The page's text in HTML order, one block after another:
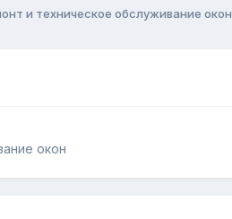
и техническое обслуживание окон
окон